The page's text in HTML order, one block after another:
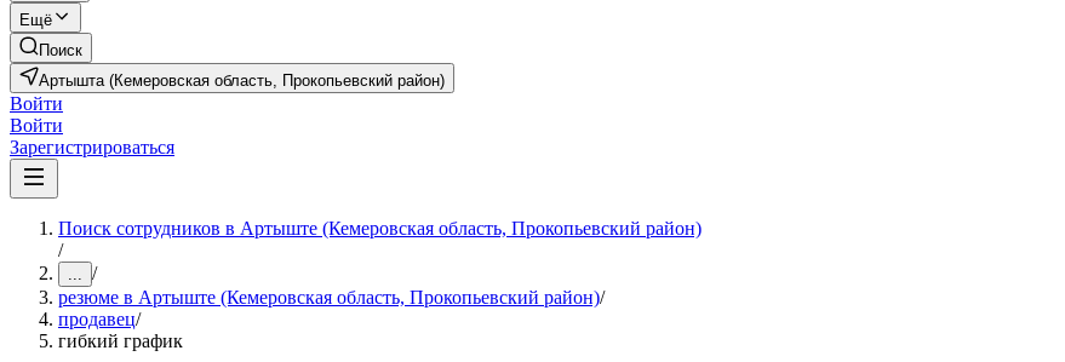
Ещё
Поиск
Артышта (Кемеровская область, Прокопьевский район)
Войти
Войти
Зарегистрироваться
Поиск сотрудников в Артыште (Кемеровская область, Прокопьевский район)
/
... /
резюме в Артыште (Кемеровская область, Прокопьевский район)/
продавец/
гибкий график